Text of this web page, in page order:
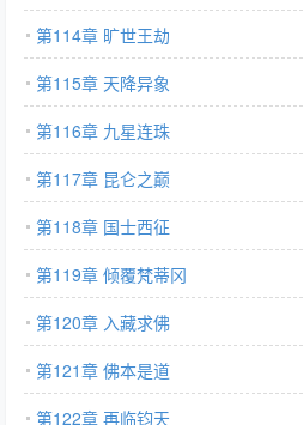
第114章 旷世王劫
第115章 天降异象
第116章 九星连珠
第117章 昆仑之巅
第118章 国士西征
第119章 倾覆梵蒂冈
第120章 入藏求佛
第121章 佛本是道
第122章 再临钧天